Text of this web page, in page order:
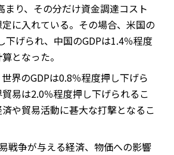
まり、その分だけ資金調達コスト
に入れている。その場合、米国の
下げられ、中国のGDPは1.4％程度
となった。
界のGDPは0.8％程度押し下げら
易は2.0％程度押し下げられるこ
や貿易活動に甚大な打撃となるこ
戦争が与える経済、物価への影響